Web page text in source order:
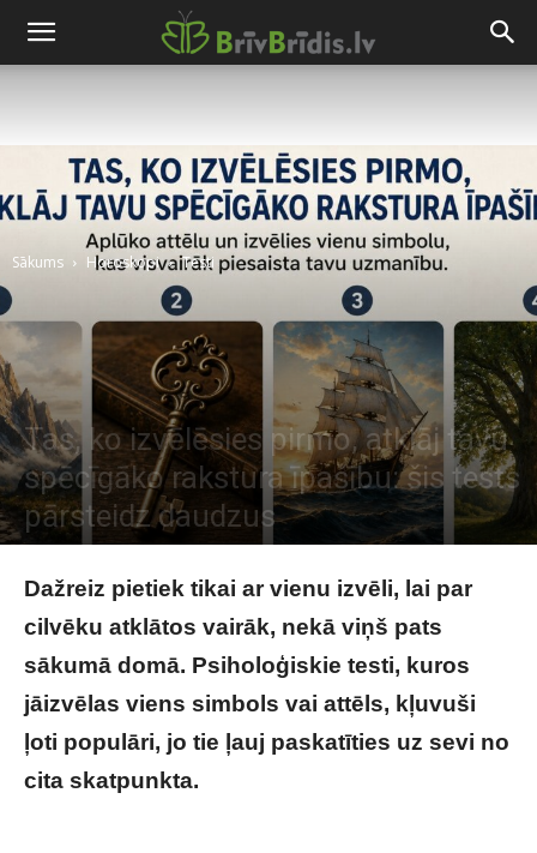
Sākums Horoskopi Testi
Tas, ko izvēlēsies pirmo, atklāj tavu
spēcīgāko rakstura īpašību: šis tests
pārsteidz daudzus
Dažreiz pietiek tikai ar vienu izvēli, lai par
cilvēku atklātos vairāk, nekā viņš pats
sākumā domā. Psiholoģiskie testi, kuros
jāizvēlas viens simbols vai attēls, kļuvuši
ļoti populāri, jo tie ļauj paskatīties uz sevi no
cita skatpunkta.